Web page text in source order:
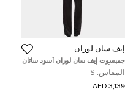
إيف سان لوران
جمبسوت إيف سان لوران أسود ساتان
صغير (سمول)
المقاس: S
3,139 AED